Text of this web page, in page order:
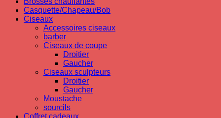
Casquette/Chapeau/Bob
Ciseaux
Accessoires ciseaux
barber
Ciseaux de coupe
Droitier
Gaucher
Ciseaux sculpteurs
Droitier
Gaucher
Moustache
sourcils
Coffret cadeaux